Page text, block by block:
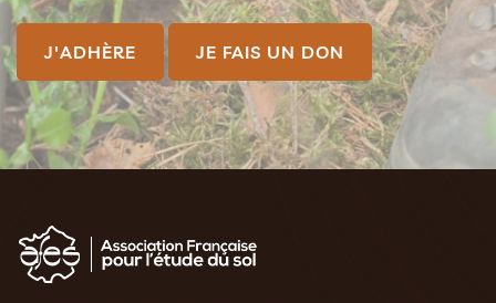
J'ADHÈRE JE FAIS UN DON